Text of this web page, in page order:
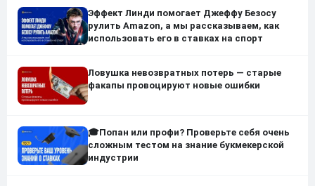
Эффект Линди помогает Джеффу Безосу
рулить Amazon, а мы рассказываем, как
использовать его в ставках на спорт
Ловушка невозвратных потерь — старые
факапы провоцируют новые ошибки
🎓Попан или профи? Проверьте себя очень
сложным тестом на знание букмекерской
индустрии